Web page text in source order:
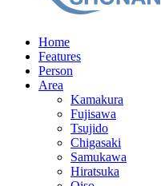
Home
Features
Person
Area
Kamakura
Fujisawa
Tsujido
Chigasaki
Samukawa
Hiratsuka